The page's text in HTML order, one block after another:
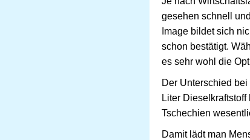
gesehen schnell
Image bildet sich
schon bestätigt.
es sehr wohl die
Der Unterschied
Liter
Tschechien
Damit lädt man